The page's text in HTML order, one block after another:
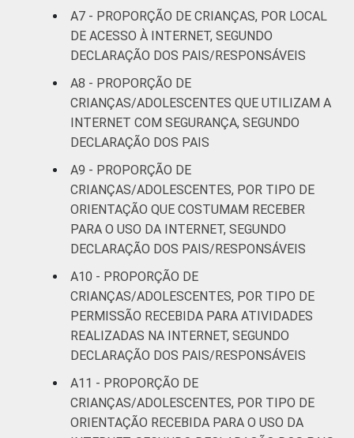
Mais de 2
SM até 3 SM
Mais de 3
SM
89
CLASSE
SOCIAL
AB
C 81
DE 54
anos. Respostas estimuladas. Cada item
apresentado se refere apenas aos
resultados da alternativa "sim". Dados
coletados entre setembro de 2013 e janeiro
de 2014.
Fonte: NIC.br - set/2013 a jan/2014
A7 - PROPORÇÃO DE CRIANÇAS, POR LOCAL
DE ACESSO À INTERNET, SEGUNDO
DECLARAÇÃO DOS PAIS/RESPONSÁVEIS
A8 - PROPORÇÃO DE
CRIANÇAS/ADOLESCENTES QUE UTILIZAM A
INTERNET COM SEGURANÇA, SEGUNDO
DECLARAÇÃO DOS PAIS
A9 - PROPORÇÃO DE
CRIANÇAS/ADOLESCENTES, POR TIPO DE
ORIENTAÇÃO QUE COSTUMAM RECEBER
PARA O USO DA INTERNET, SEGUNDO
DECLARAÇÃO DOS PAIS/RESPONSÁVEIS
A10 - PROPORÇÃO DE
CRIANÇAS/ADOLESCENTES, POR TIPO DE
PERMISSÃO RECEBIDA PARA ATIVIDADES
REALIZADAS NA INTERNET, SEGUNDO
DECLARAÇÃO DOS PAIS/RESPONSÁVEIS
A11 - PROPORÇÃO DE
CRIANÇAS/ADOLESCENTES, POR TIPO DE
ORIENTAÇÃO RECEBIDA PARA O USO DA